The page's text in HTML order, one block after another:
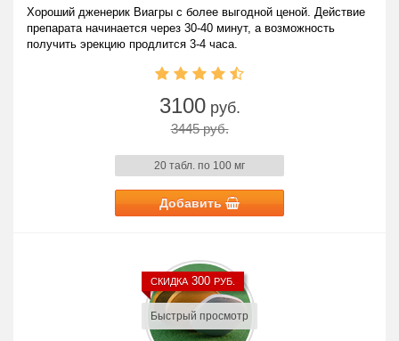
Хороший дженерик Виагры с более выгодной ценой. Действие
препарата начинается через 30-40 минут, а возможность
получить эрекцию продлится 3-4 часа.
3100руб.
3445 руб.
20 табл. по 100 мг
Добавить
Быстрый просмотр
СКИДКА300 РУБ.